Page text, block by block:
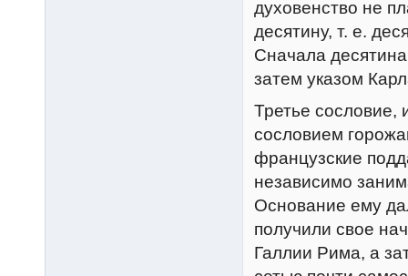
духовенство не
десятину, т. е.
Сначала
затем указом
Третье сословие,
сословием
французские
независимо
Основание ему
получили свое
Галлии Рима, а